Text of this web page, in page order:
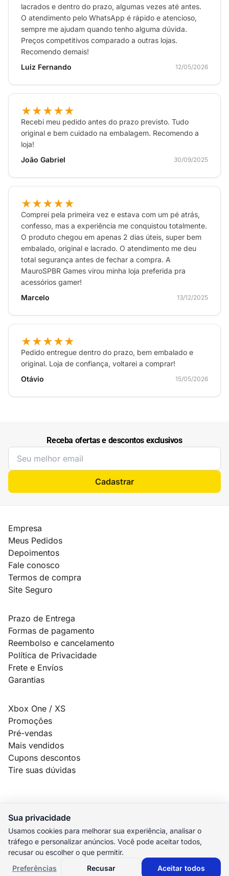
lacrados e dentro do prazo, algumas vezes até antes.
O atendimento pelo WhatsApp é rápido e atencioso,
sempre me ajudam quando tenho alguma dúvida.
Preços competitivos comparado a outras lojas.
Recomendo demais!
Luiz Fernando
12/05/2026
★★★★★
Recebi meu pedido antes do prazo previsto. Tudo
original e bem cuidado na embalagem. Recomendo a
loja!
João Gabriel
30/09/2025
★★★★★
Comprei pela primeira vez e estava com um pé atrás,
confesso, mas a experiência me conquistou totalmente.
O produto chegou em apenas 2 dias úteis, super bem
embalado, original e lacrado. O atendimento me deu
total segurança antes de fechar a compra. A
MauroSPBR Games virou minha loja preferida pra
acessórios gamer!
Marcelo
13/12/2025
★★★★★
Pedido entregue dentro do prazo, bem embalado e
original. Loja de confiança, voltarei a comprar!
Otávio
15/05/2026
Receba ofertas e descontos exclusivos
Cadastrar
Empresa
Meus Pedidos
Depoimentos
Fale conosco
Termos de compra
Site Seguro
Prazo de Entrega
Formas de pagamento
Reembolso e cancelamento
Política de Privacidade
Frete e Envíos
Garantias
Xbox One / XS
Promoções
Pré-vendas
Mais vendidos
Cupons descontos
Tire suas dúvidas
© 2026 MauroSPBR Games. Todos os direitos reservados.
elo HIPER AMEX pix
Preferências de cookies
Sua privacidade
Usamos cookies para melhorar sua experiência, analisar o
tráfego e personalizar anúncios. Você pode aceitar todos,
recusar ou escolher o que permitir.
Preferências
Recusar Aceitar todos